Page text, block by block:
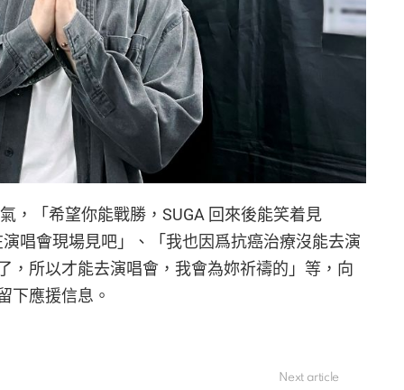
，「希望你能戰勝，SUGA 回來後能笑着見
唱會現場見吧」、「我也因爲抗癌治療沒能去演
，所以才能去演唱會，我會為妳祈禱的」等，向
下應援信息。
Next article